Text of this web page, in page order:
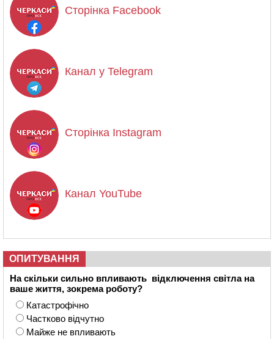
Сторінка Facebook
Канал у Telegram
Сторінка Instagram
Канал YouTube
ОПИТУВАННЯ
На скільки сильно впливають відключення світла на
ваше життя, зокрема роботу?
Катастрофічно
Частково відчутно
Майже не впливають